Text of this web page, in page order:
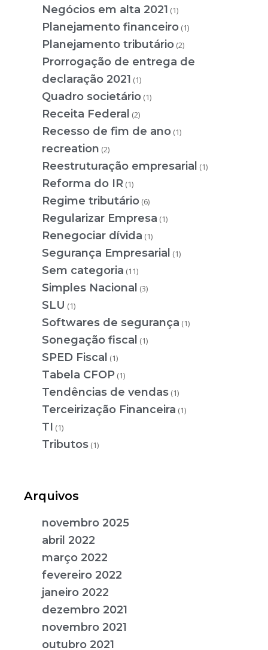
Negócios em alta 2021 (1)
Planejamento financeiro (1)
Planejamento tributário (2)
Prorrogação de entrega de
declaração 2021 (1)
Quadro societário (1)
Receita Federal (2)
Recesso de fim de ano (1)
recreation (2)
Reestruturação empresarial (1)
Reforma do IR (1)
Regime tributário (6)
Regularizar Empresa (1)
Renegociar dívida (1)
Segurança Empresarial (1)
Sem categoria (11)
Simples Nacional (3)
SLU (1)
Softwares de segurança (1)
Sonegação fiscal (1)
SPED Fiscal (1)
Tabela CFOP (1)
Tendências de vendas (1)
Terceirização Financeira (1)
TI (1)
Tributos (1)
Arquivos
novembro 2025
abril 2022
março 2022
fevereiro 2022
janeiro 2022
dezembro 2021
novembro 2021
outubro 2021